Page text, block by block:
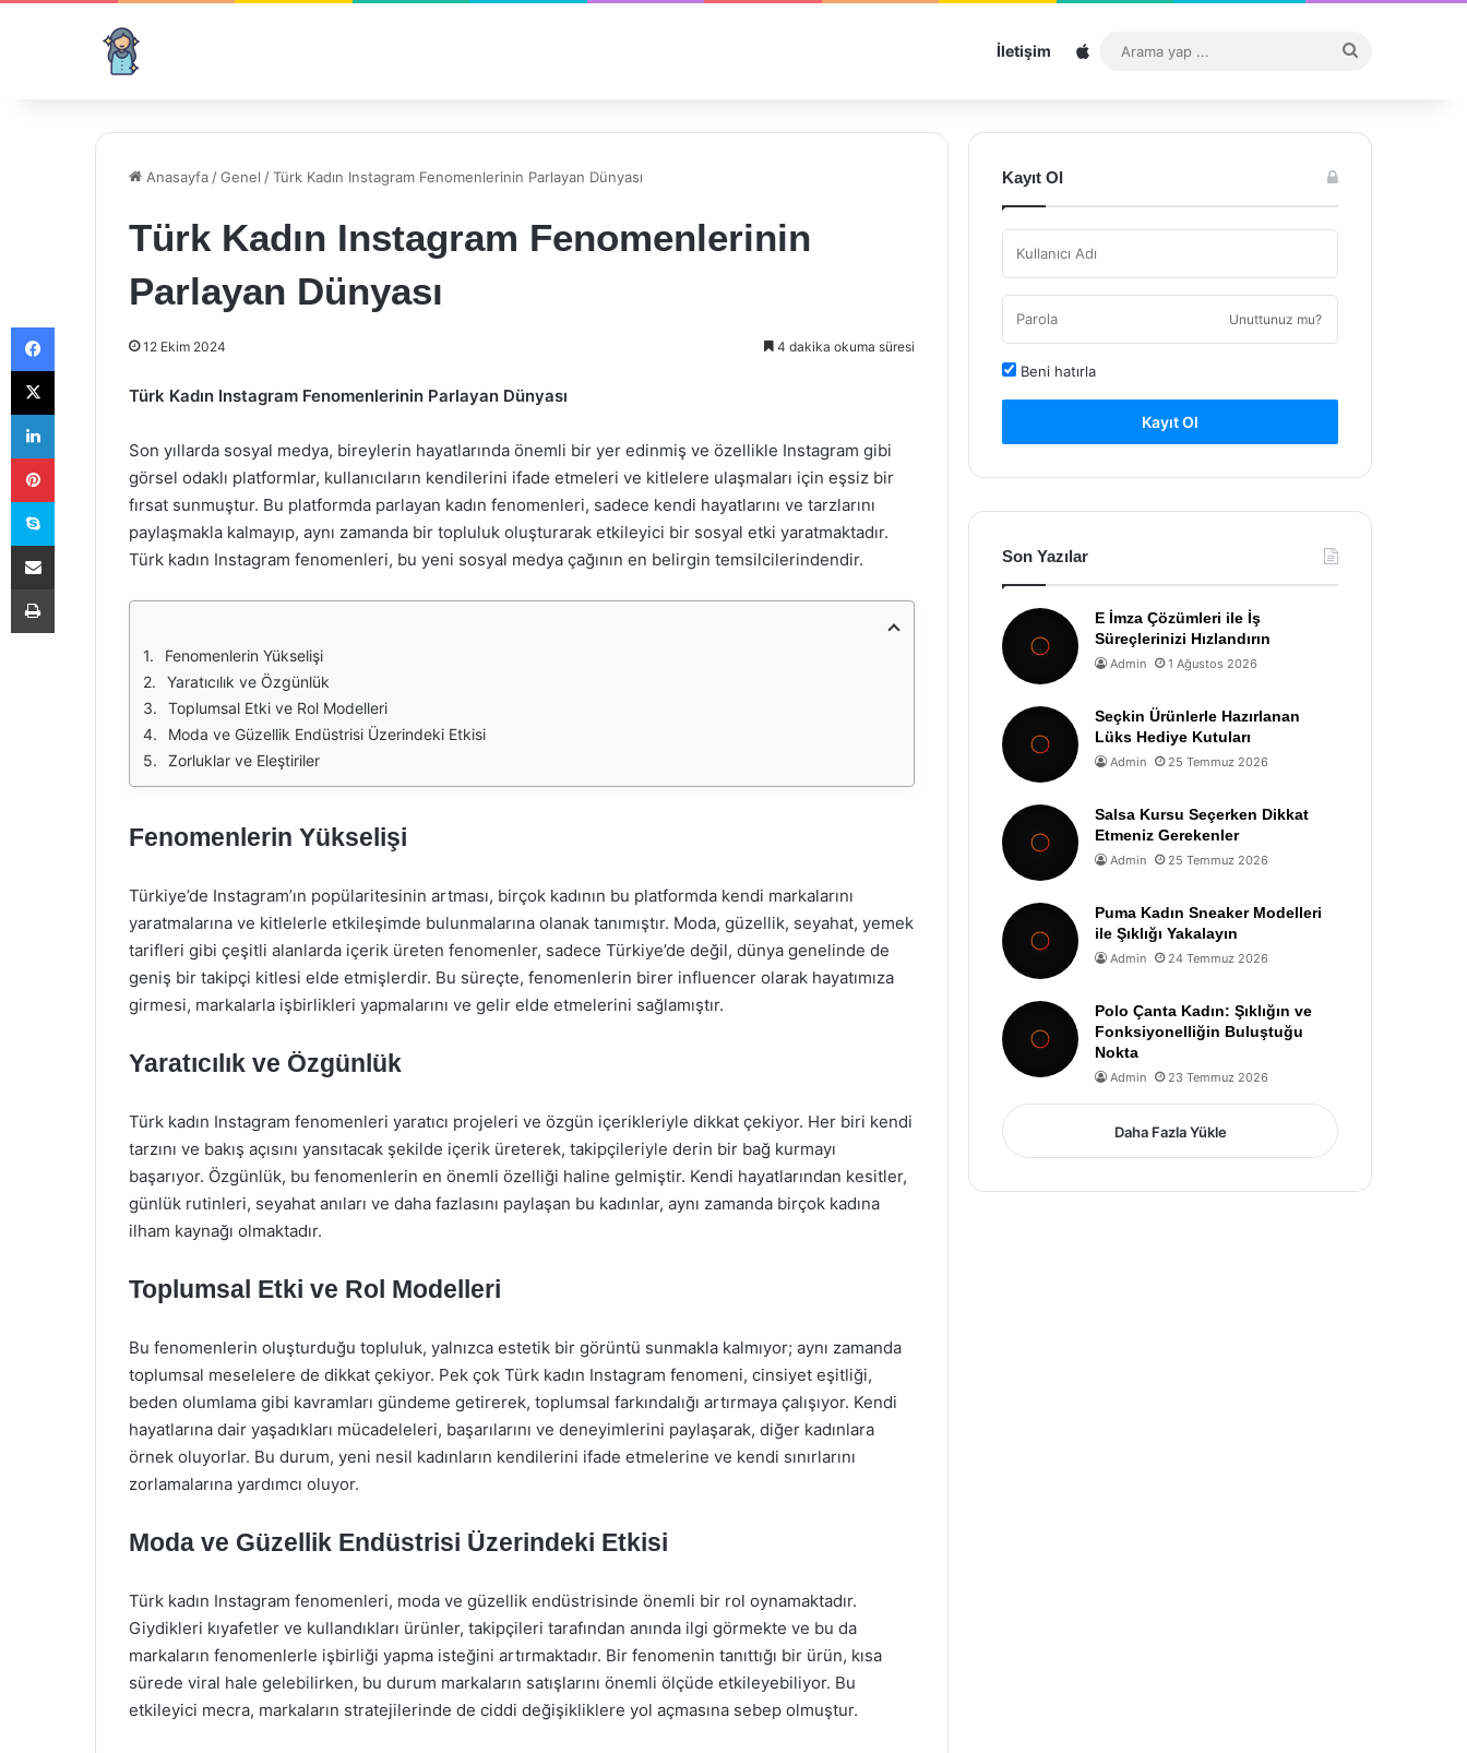
İletişim Sitemap
...
Anasayfa /Genel /Türk Kadın Instagram Fenomenlerinin Parlayan Dünyası
Türk Kadın Instagram Fenomenlerinin
Parlayan Dünyası
12 Ekim 2024 4 dakika okuma süresi
Türk Kadın Instagram Fenomenlerinin Parlayan Dünyası
Son yıllarda sosyal medya, bireylerin hayatlarında önemli bir yer edinmiş ve özellikle Instagram gibi
görsel odaklı platformlar, kullanıcıların kendilerini ifade etmeleri ve kitlelere ulaşmaları için eşsiz bir
fırsat sunmuştur. Bu platformda parlayan kadın fenomenleri, sadece kendi hayatlarını ve tarzlarını
paylaşmakla kalmayıp, aynı zamanda bir topluluk oluşturarak etkileyici bir sosyal etki yaratmaktadır.
Türk kadın Instagram fenomenleri, bu yeni sosyal medya çağının en belirgin temsilcilerindendir.
Fenomenlerin Yükselişi
Yaratıcılık ve Özgünlük
Toplumsal Etki ve Rol Modelleri
Moda ve Güzellik Endüstrisi Üzerindeki Etkisi
Zorluklar ve Eleştiriler
Fenomenlerin Yükselişi
Türkiye’de Instagram’ın popülaritesinin artması, birçok kadının bu platformda kendi markalarını
yaratmalarına ve kitlelerle etkileşimde bulunmalarına olanak tanımıştır. Moda, güzellik, seyahat, yemek
tarifleri gibi çeşitli alanlarda içerik üreten fenomenler, sadece Türkiye’de değil, dünya genelinde de
geniş bir takipçi kitlesi elde etmişlerdir. Bu süreçte, fenomenlerin birer influencer olarak hayatımıza
girmesi, markalarla işbirlikleri yapmalarını ve gelir elde etmelerini sağlamıştır.
Yaratıcılık ve Özgünlük
Türk kadın Instagram fenomenleri yaratıcı projeleri ve özgün içerikleriyle dikkat çekiyor. Her biri kendi
tarzını ve bakış açısını yansıtacak şekilde içerik üreterek, takipçileriyle derin bir bağ kurmayı
başarıyor. Özgünlük, bu fenomenlerin en önemli özelliği haline gelmiştir. Kendi hayatlarından kesitler,
günlük rutinleri, seyahat anıları ve daha fazlasını paylaşan bu kadınlar, aynı zamanda birçok kadına
ilham kaynağı olmaktadır.
Toplumsal Etki ve Rol Modelleri
Bu fenomenlerin oluşturduğu topluluk, yalnızca estetik bir görüntü sunmakla kalmıyor; aynı zamanda
toplumsal meselelere de dikkat çekiyor. Pek çok Türk kadın Instagram fenomeni, cinsiyet eşitliği,
beden olumlama gibi kavramları gündeme getirerek, toplumsal farkındalığı artırmaya çalışıyor. Kendi
hayatlarına dair yaşadıkları mücadeleleri, başarılarını ve deneyimlerini paylaşarak, diğer kadınlara
örnek oluyorlar. Bu durum, yeni nesil kadınların kendilerini ifade etmelerine ve kendi sınırlarını
zorlamalarına yardımcı oluyor.
Moda ve Güzellik Endüstrisi Üzerindeki Etkisi
Türk kadın Instagram fenomenleri, moda ve güzellik endüstrisinde önemli bir rol oynamaktadır.
Giydikleri kıyafetler ve kullandıkları ürünler, takipçileri tarafından anında ilgi görmekte ve bu da
markaların fenomenlerle işbirliği yapma isteğini artırmaktadır. Bir fenomenin tanıttığı bir ürün, kısa
sürede viral hale gelebilirken, bu durum markaların satışlarını önemli ölçüde etkileyebiliyor. Bu
etkileyici mecra, markaların stratejilerinde de ciddi değişikliklere yol açmasına sebep olmuştur.
Kayıt Ol
Unuttunuz mu?
Beni hatırla
Kayıt Ol
Son Yazılar
E İmza Çözümleri ile İş
Süreçlerinizi Hızlandırın
Admin 1 Ağustos 2026
Seçkin Ürünlerle Hazırlanan
Lüks Hediye Kutuları
Admin 25 Temmuz 2026
Salsa Kursu Seçerken Dikkat
Etmeniz Gerekenler
Admin 25 Temmuz 2026
Puma Kadın Sneaker Modelleri
ile Şıklığı Yakalayın
Admin 24 Temmuz 2026
Polo Çanta Kadın: Şıklığın ve
Fonksiyonelliğin Buluştuğu
Nokta
Admin 23 Temmuz 2026
Daha Fazla Yükle
Facebook
X
LinkedIn
Pinterest
Skype
E-Posta ile paylaş